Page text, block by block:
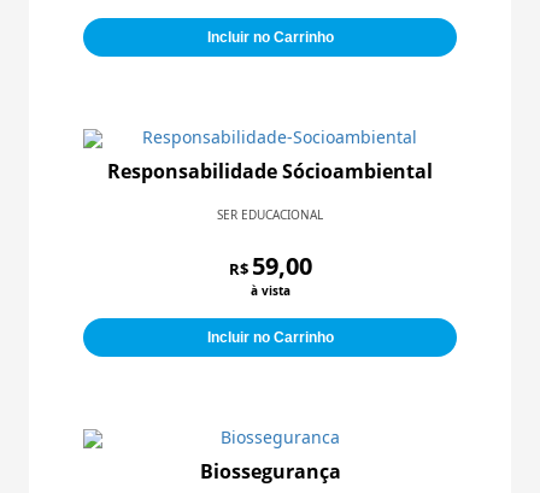
Incluir no Carrinho
Responsabilidade Sócioambiental
SER EDUCACIONAL
R$ 59,00
à vista
Incluir no Carrinho
Biossegurança